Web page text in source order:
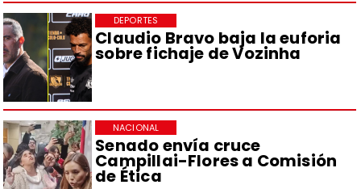
Claudio Bravo baja la euforia
sobre fichaje de Vozinha
DEPORTES
Senado envía cruce
Campillai-Flores a Comisión
de Ética
NACIONAL